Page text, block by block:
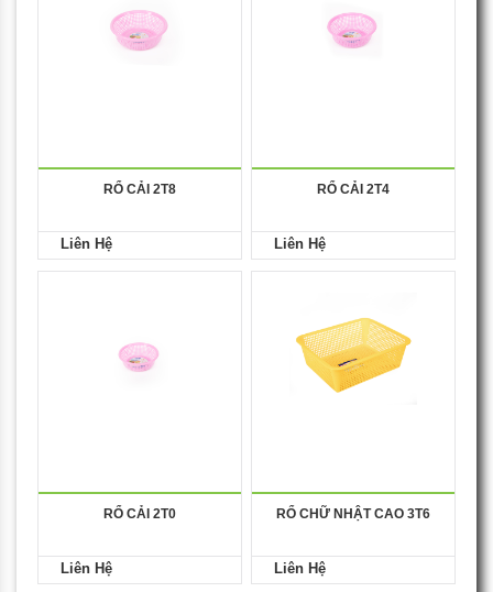
RỔ CẢI 2T8
Liên Hệ
RỔ CẢI 2T4
Liên Hệ
RỔ CẢI 2T0
Liên Hệ
RỔ CHỮ NHẬT CAO 3T6
Liên Hệ